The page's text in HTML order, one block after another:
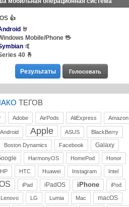
👍
🤘
Mobile/Phone 🖖
🤙
40 🤞
ТЕГОВ
Adobe AirPods AliExpress Amazon
Android Apple ASUS BlackBerry
Boston Dynamics Facebook
Galaxy
HarmonyOS HomePod Honor
HP HTC Huawei Instagram Intel
iPad iPadOS iPhone iPod
Lenovo LG Lumia Mac macOS